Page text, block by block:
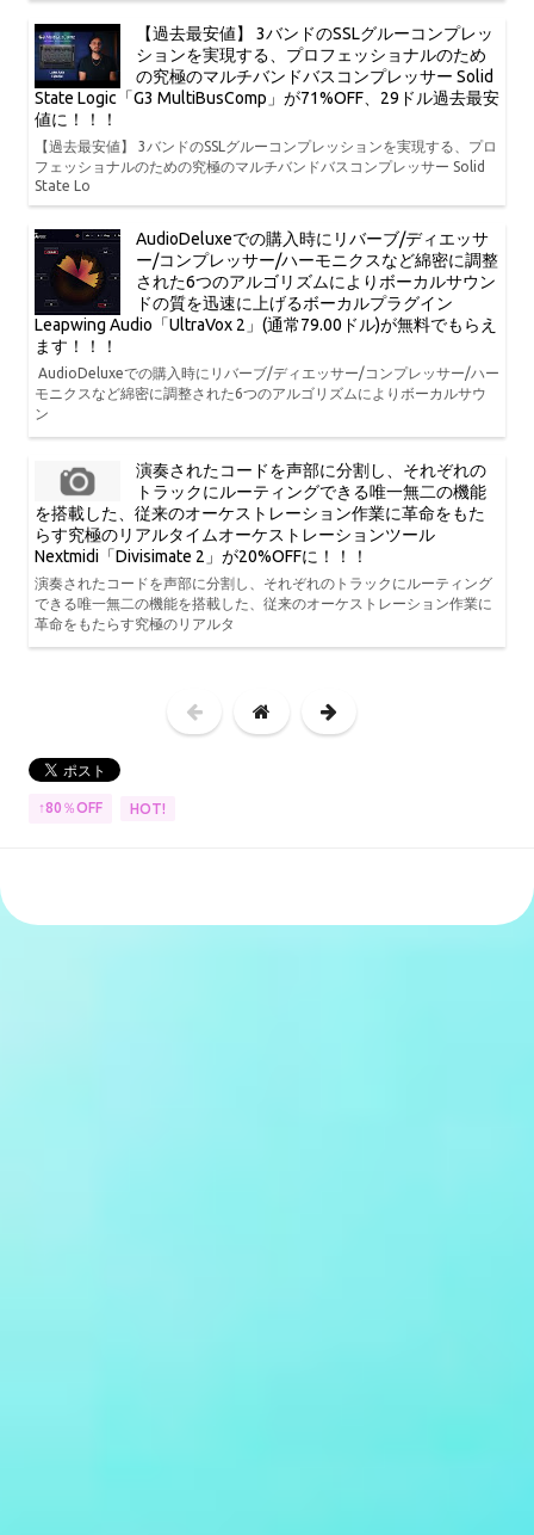
【過去最安値】 3バンドのSSLグルーコンプレッ
ションを実現する、プロフェッショナルのため
の究極のマルチバンドバスコンプレッサー Solid
State Logic「G3 MultiBusComp」が71%OFF、29ドル過去最安
値に！！！
【過去最安値】 3バンドのSSLグルーコンプレッションを実現する、プロ
フェッショナルのための究極のマルチバンドバスコンプレッサー Solid
State Lo
AudioDeluxeでの購入時にリバーブ/ディエッサ
ー/コンプレッサー/ハーモニクスなど綿密に調整
された6つのアルゴリズムによりボーカルサウン
ドの質を迅速に上げるボーカルプラグイン
Leapwing Audio「UltraVox 2」(通常79.00ドル)が無料でもらえ
ます！！！
AudioDeluxeでの購入時にリバーブ/ディエッサー/コンプレッサー/ハー
モニクスなど綿密に調整された6つのアルゴリズムによりボーカルサウ
ン
演奏されたコードを声部に分割し、それぞれの
トラックにルーティングできる唯一無二の機能
を搭載した、従来のオーケストレーション作業に革命をもた
らす究極のリアルタイムオーケストレーションツール
Nextmidi「Divisimate 2」が20%OFFに！！！
演奏されたコードを声部に分割し、それぞれのトラックにルーティング
できる唯一無二の機能を搭載した、従来のオーケストレーション作業に
革命をもたらす究極のリアルタ
↑80％OFF HOT!